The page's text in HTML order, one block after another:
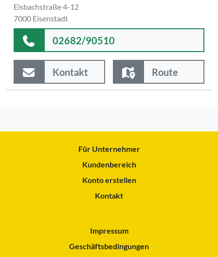
Eisbachstraße 4-12
7000 Eisenstadt
02682/90510
Kontakt Route
Für Unternehmer
Kundenbereich
Konto erstellen
Kontakt
Impressum
Geschäftsbedingungen